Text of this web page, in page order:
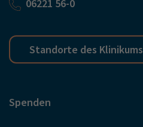
06221 56-0
Standorte des Klinikums
Spenden